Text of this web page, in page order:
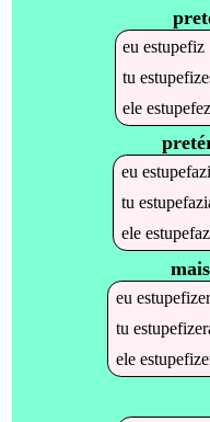
euestupefiz
tu
eleestupefez
eu
tu
ele
eu
tu
ele